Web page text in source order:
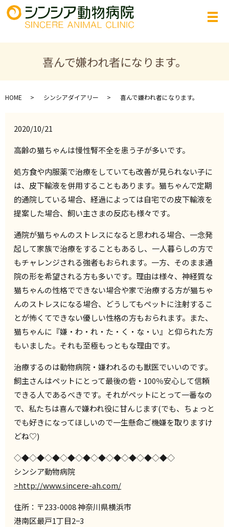
喜んで嫌われ者になります。
HOME シンシアダイアリー 喜んで嫌われ者になります。
2020/10/21
高齢の猫ちゃんは慢性腎不全を患う子が多いです。
処方食や内服薬で治療をしていても改善が見られない子に
は、皮下輸液を併用することもあります。猫ちゃんで定期
的通院している場合、経過によっては自宅での皮下輸液を
提案した場合、飼い主さまの反応も様々です。
通院が猫ちゃんのストレスになると思われる場合、一念発
起して家族で治療をすることもあるし、一人暮らしの方で
もチャレンジされる強者もおられます。一方、そのまま通
院の形を希望される方も多いです。理由は様々、神経質な
猫ちゃんの性格でできない場合や家で治療する方が猫ちゃ
んのストレスになる場合、どうしてもペットに注射するこ
とが怖くてできない優しい性格の方もおられます。また、
猫ちゃんに『嫌・わ・れ・た・く・な・い』と仰られた方
もいました。それも至極もっともな理由です。
治療するのは動物病院・嫌われるのも獣医でいいのです。
飼主さんはペットにとって最後の砦・100％安心して信頼
できる人であるべきです。それがペットにとって一番なの
で、私たちは喜んで嫌われ役に甘んじます(でも、ちょっと
でも好きになってほしいので一生懸命ご機嫌を取りますけ
どね♡)
◇◆◇◆◇◆◇◆◇◆◇◆◇◆◇◆◇◆◇◆◇
シンシア動物病院
>http://www.sincere-ah.com/
住所：〒233-0008 神奈川県横浜市
港南区最戸1丁目2−3